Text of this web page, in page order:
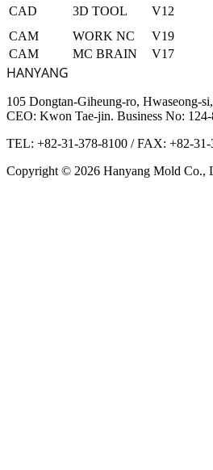
CAD
3D TOOL V12
CAM
WORK NC V19
CAM
MC BRAIN V17
HANYANG
105 Dongtan-Giheung-ro, Hwaseong-
CEO: Kwon Tae-jin. Business No:
TEL: +82-31-378-8100 /FAX: +82-31-
Copyright © 2026 Hanyang Mold Co.,